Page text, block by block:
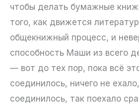
чтобы делать бумажные
того, как движется
общекнижный процесс, и
способность Маши из всего
— вот до тех пор, пока всё
соединилось, ничего не
соединилось, так поехало